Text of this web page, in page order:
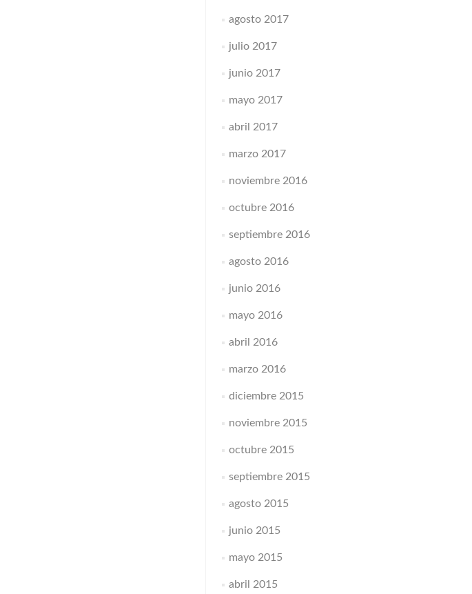
agosto 2017
julio 2017
junio 2017
mayo 2017
abril 2017
marzo 2017
noviembre 2016
octubre 2016
septiembre 2016
agosto 2016
junio 2016
mayo 2016
abril 2016
marzo 2016
diciembre 2015
noviembre 2015
octubre 2015
septiembre 2015
agosto 2015
junio 2015
mayo 2015
abril 2015